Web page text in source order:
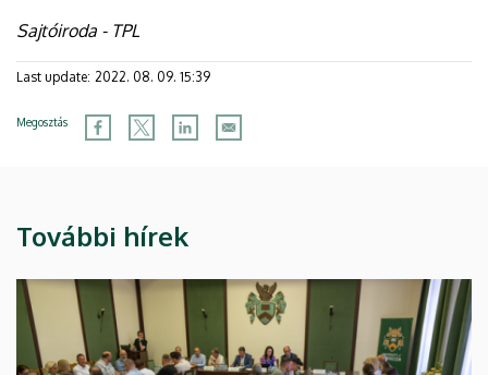
Sajtóiroda - TPL
Last update: 2022. 08. 09. 15:39
Megosztás
További hírek